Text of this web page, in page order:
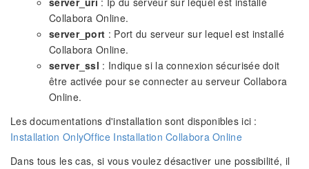
Collabora Online.
server_port : Port du serveur sur lequel est installé
Collabora Online.
server_ssl : Indique si la connexion sécurisée doit
être activée pour se connecter au serveur Collabora
Online.
Les documentations d'installation sont disponibles ici :
Installation OnlyOffice Installation Collabora Online
Dans tous les cas, si vous voulez désactiver une possibilité, il